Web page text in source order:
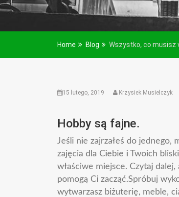
Home Blog Wszystko, co musisz
15 lutego, 2019 Krzysiek Musielczyk
Hobby są fajne.
Jeśli nie zajrzałeś do jednego,
zajęcia dla Ciebie i Twoich
właściwe miejsce. Czytaj
pomogą Ci zacząć.Spróbuj
wytwarzasz biżuterię, meble,